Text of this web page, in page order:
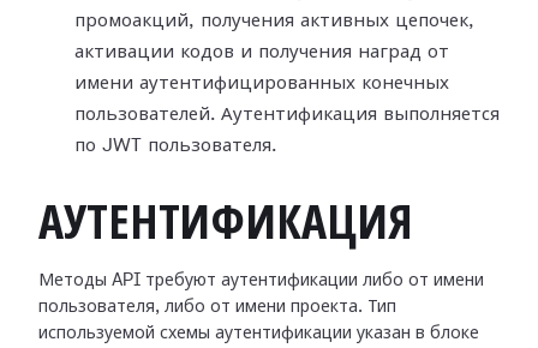
промоакций, получения активных цепочек,
активации кодов и получения наград от
имени аутентифицированных конечных
пользователей. Аутентификация выполняется
по JWT пользователя.
АУТЕНТИФИКАЦИЯ
Методы API требуют аутентификации либо от имени
пользователя, либо от имени проекта. Тип
используемой схемы аутентификации указан в блоке